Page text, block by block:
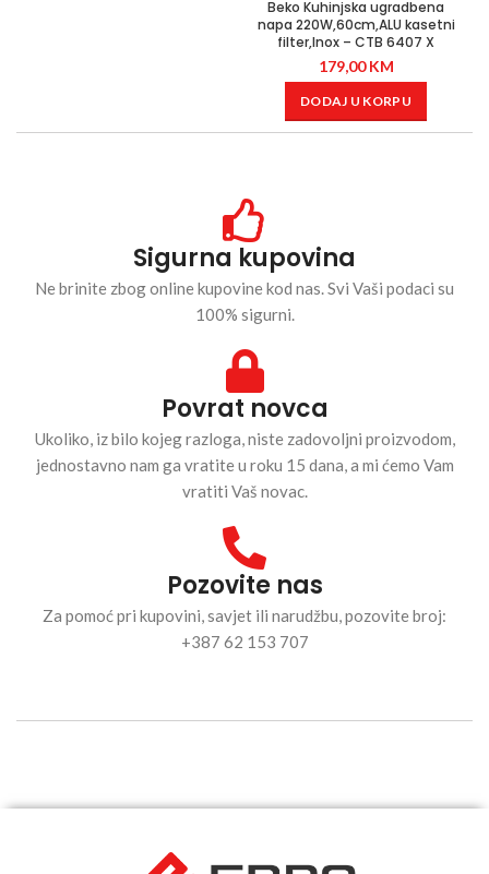
Beko Kuhinjska ugradbena
napa 220W,60cm,ALU kasetni
filter,Inox – CTB 6407 X
179,00KM
DODAJ U KORPU
Sigurna kupovina
Ne brinite zbog online kupovine kod nas. Svi Vaši podaci su
100% sigurni.
Povrat novca
Ukoliko, iz bilo kojeg razloga, niste zadovoljni proizvodom,
jednostavno nam ga vratite u roku 15 dana, a mi ćemo Vam
vratiti Vaš novac.
Pozovite nas
Za pomoć pri kupovini, savjet ili narudžbu, pozovite broj:
+387 62 153 707